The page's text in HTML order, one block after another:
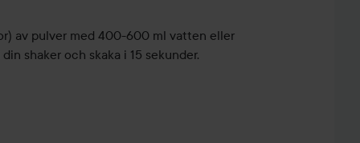
av pulver med 400-600 ml vatten eller
shaker och skaka i 15 sekunder.